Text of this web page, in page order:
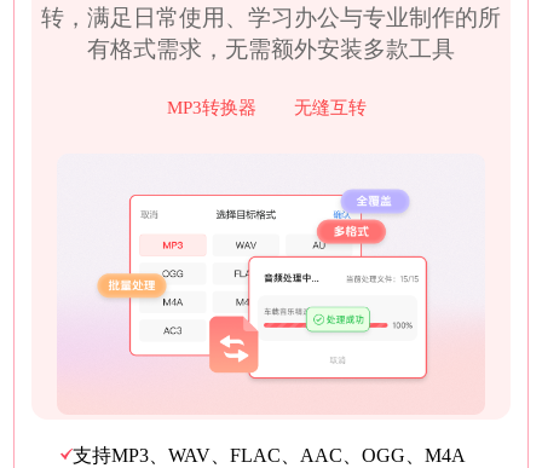
转，满足日常使用、学习办公与专业制作的所
有格式需求，无需额外安装多款工具
MP3转换器 无缝互转
支持MP3、WAV、FLAC、AAC、OGG、M4A